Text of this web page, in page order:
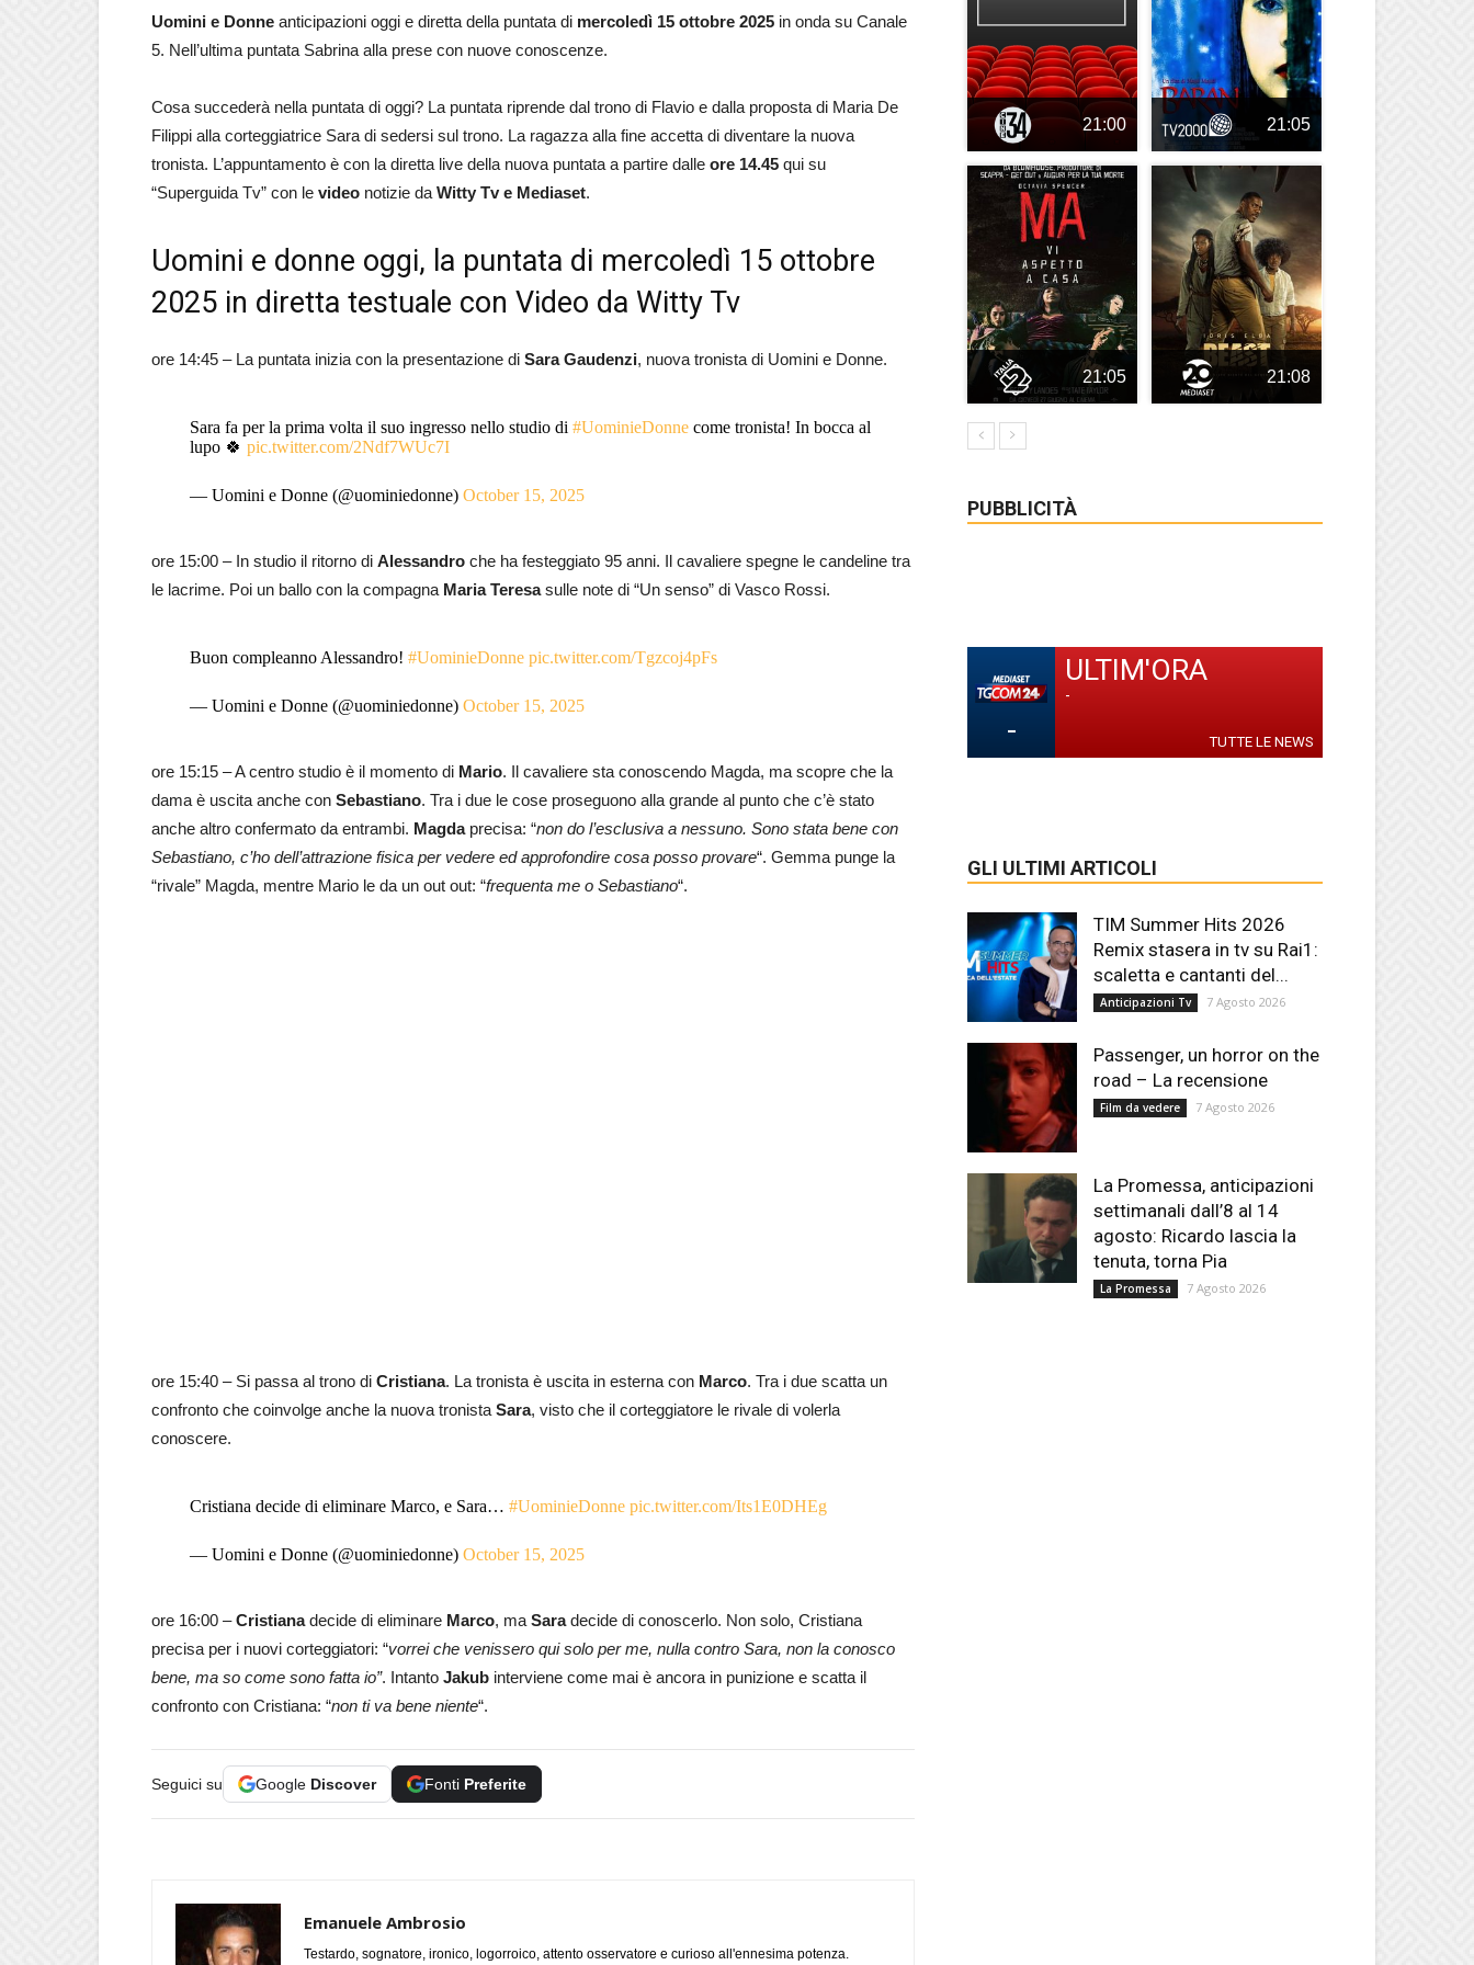
Uomini e Donne anticipazioni oggi e diretta della puntata di mercoledì 15 ottobre 2025 in onda su Canale
5. Nell’ultima puntata Sabrina alla prese con nuove conoscenze.
Cosa succederà nella puntata di oggi? La puntata riprende dal trono di Flavio e dalla proposta di Maria De
Filippi alla corteggiatrice Sara di sedersi sul trono. La ragazza alla fine accetta di diventare la nuova
tronista. L’appuntamento è con la diretta live della nuova puntata a partire dalle ore 14.45 qui su
“Superguida Tv” con le video notizie da Witty Tv e Mediaset.
Uomini e donne oggi, la puntata di mercoledì 15 ottobre
2025 in diretta testuale con Video da Witty Tv
ore 14:45 – La puntata inizia con la presentazione di Sara Gaudenzi, nuova tronista di Uomini e Donne.
Sara fa per la prima volta il suo ingresso nello studio di #UominieDonnecome tronista! In bocca al
lupo 🍀 pic.twitter.com/2Ndf7WUc7I
— Uomini e Donne (@uominiedonne) October 15, 2025
ore 15:00 – In studio il ritorno di Alessandro che ha festeggiato 95 anni. Il cavaliere spegne le candeline tra
le lacrime. Poi un ballo con la compagna Maria Teresasulle note di “Un senso” di Vasco Rossi.
Buon compleanno Alessandro! #UominieDonne pic.twitter.com/Tgzcoj4pFs
— Uomini e Donne (@uominiedonne) October 15, 2025
ore 15:15 – A centro studio è il momento di Mario. Il cavaliere sta conoscendo Magda, ma scopre che la
dama è uscita anche con Sebastiano. Tra i due le cose proseguono alla grande al punto che c’è stato
anche altro confermato da entrambi. Magdaprecisa: “non do l’esclusiva a nessuno. Sono stata bene con
Sebastiano, c’ho dell’attrazione fisica per vedere ed approfondire cosa posso provare“. Gemma punge la
“rivale” Magda, mentre Mario le da un out out: “frequenta me o Sebastiano“.
ore 15:40 – Si passa al trono di Cristiana. La tronista è uscita in esterna con Marco. Tra i due scatta un
confronto che coinvolge anche la nuova tronista Sara, visto che il corteggiatore le rivale di volerla
conoscere.
Cristiana decide di eliminare Marco, e Sara… #UominieDonne pic.twitter.com/Its1E0DHEg
— Uomini e Donne (@uominiedonne) October 15, 2025
ore 16:00 –Cristianadecide di eliminare Marco, ma Saradecide di conoscerlo. Non solo, Cristiana
precisa per i nuovi corteggiatori: “vorrei che venissero qui solo per me, nulla contro Sara, non la conosco
bene, ma so come sono fatta io”. Intanto Jakub interviene come mai è ancora in punizione e scatta il
confronto con Cristiana: “non ti va bene niente“.
Seguici su Google Discover Fonti Preferite
Emanuele Ambrosio
Testardo, sognatore, ironico, logorroico, attento osservatore e curioso all'ennesima potenza.
21:00 21:05
21:05 21:08
PUBBLICITÀ
-
ULTIM'ORA
-
TUTTE LE NEWS
GLI ULTIMI ARTICOLI
TIM Summer Hits 2026
Remix stasera in tv su Rai1:
scaletta e cantanti del...
Anticipazioni Tv 7 Agosto 2026
Passenger, un horror on the
road – La recensione
Film da vedere 7 Agosto 2026
La Promessa, anticipazioni
settimanali dall’8 al 14
agosto: Ricardo lascia la
tenuta, torna Pia
La Promessa 7 Agosto 2026